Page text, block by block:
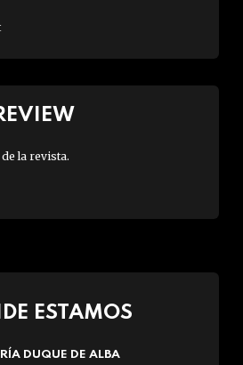
la revista.
ESTAMOS
DUQUE DE ALBA